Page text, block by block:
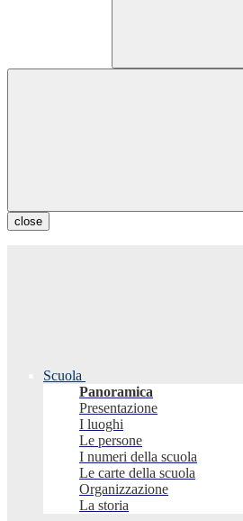
close
Scuola
Panoramica
Presentazione
I luoghi
Le persone
I numeri della scuola
Le carte della scuola
Organizzazione
La storia